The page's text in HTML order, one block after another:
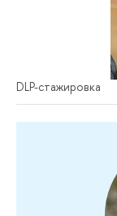
DLP-стажировка